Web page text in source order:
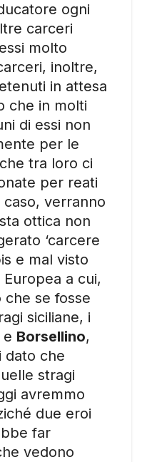
ogni
carceri
molto
inoltre,
in attesa
che in molti
di essi non
per le
tra loro ci
per reati
verranno
ottica non
‘carcere
e mal visto
a cui,
se fosse
siciliane, i
e Borsellino,
dato che
stragi
avremmo
due eroi
far
vedono